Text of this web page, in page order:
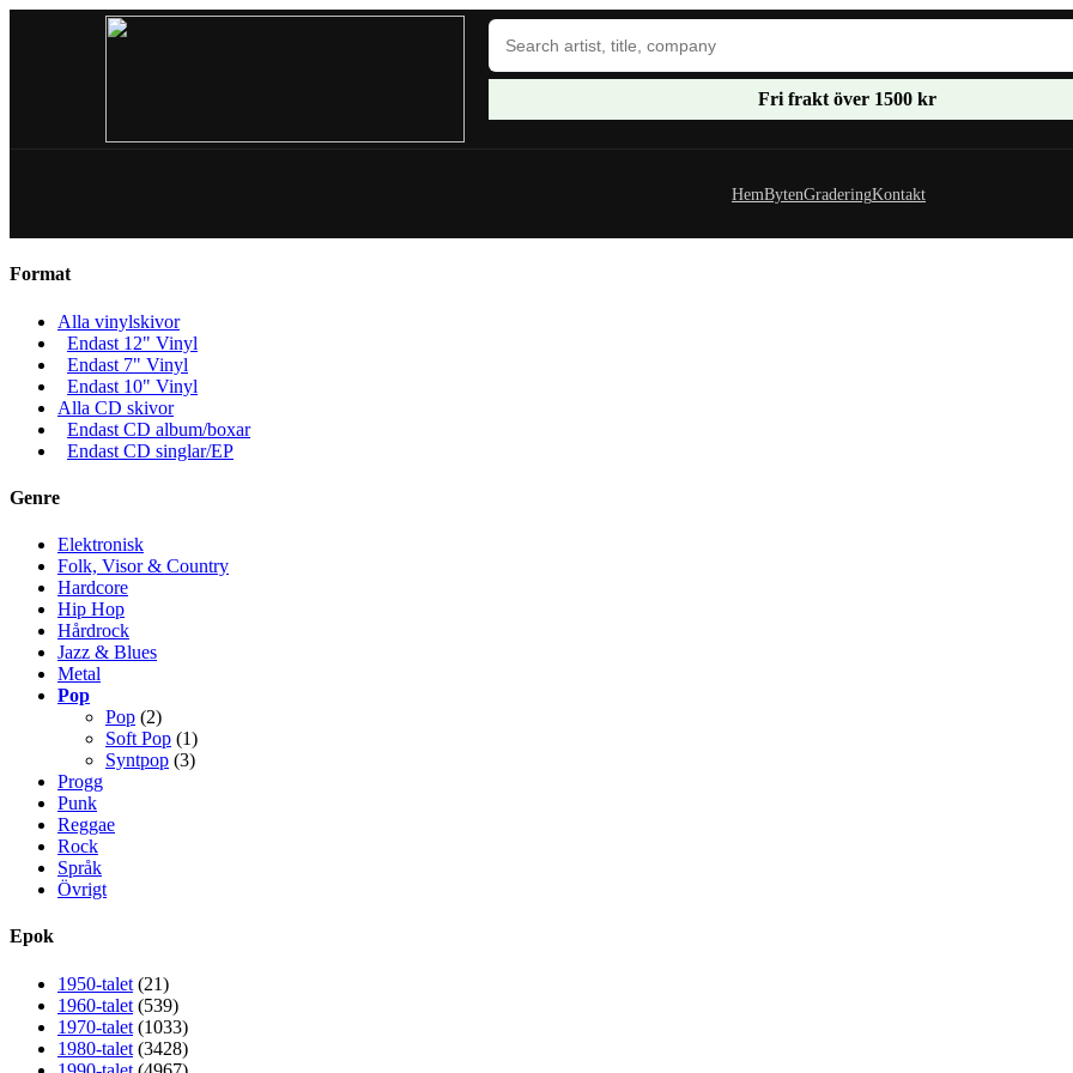
Fri frakt över 1500 kr
HemBytenGraderingKontakt
Format
Alla vinylskivor
Endast 12" Vinyl
Endast 7" Vinyl
Endast 10" Vinyl
Alla CD skivor
Endast CD album/boxar
Endast CD singlar/EP
Genre
Elektronisk
Folk, Visor & Country
Hardcore
Hip Hop
Hårdrock
Jazz & Blues
Metal
Pop
Pop (2)
Soft Pop (1)
Syntpop (3)
Progg
Punk
Reggae
Rock
Språk
Övrigt
Epok
1950-talet (21)
1960-talet (539)
1970-talet (1033)
1980-talet (3428)